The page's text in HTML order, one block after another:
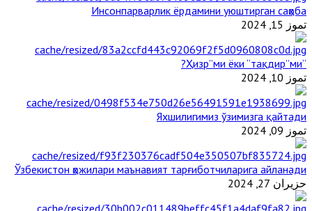
Инсонпарварлик ёрдамини уюштирган саҳоба
تموز 15, 2024
“Ҳизр”ми ёки “тақдир”ми?
تموز 10, 2024
Яхшилигимиз ўзимизга қайтади
تموز 09, 2024
Ўзбекистон ҳожилари маънавият тарғиботчиларига айланади
حزيران 27, 2024